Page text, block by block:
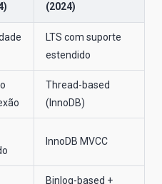
(2024)
LTS com suporte
estendido
Thread-based
(InnoDB)
InnoDB MVCC
Binlog-based +